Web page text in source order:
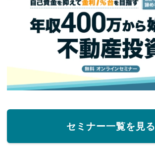
セミナー一覧を見る